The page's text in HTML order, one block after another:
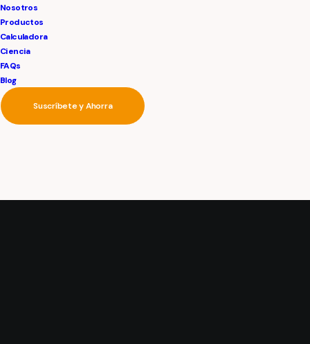
Nosotros
Productos
Calculadora
Ciencia
FAQs
Blog
Suscríbete y Ahorra
The Stacked Cards feature uses Inner Rows
to create dynamic, scroll-linked animations,